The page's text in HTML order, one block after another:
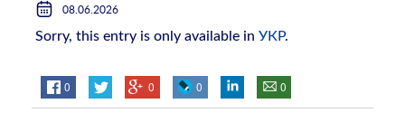
08.06.2026
Sorry, this entry is only available inУКР.
0 0 0 0